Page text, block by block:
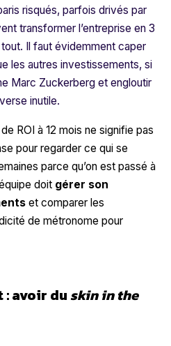
risqués, parfois drivés par
transformer l’entreprise en 3
Il faut évidemment caper
les autres investissements, si
Marc Zuckerberg et engloutir
inutile.
ROI à 12 mois ne signifie pas
pour regarder ce qui se
parce qu’on est passé à
doit gérer son
et comparer les
de métronome pour
avoir duskin in the